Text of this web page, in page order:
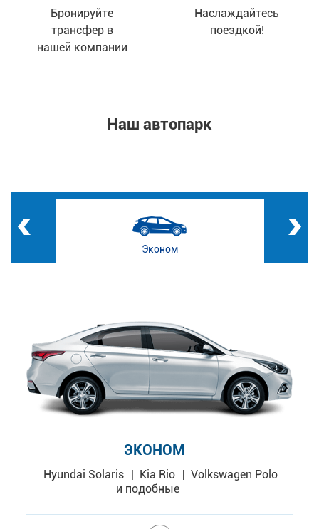
Бронируйте
трансфер в
нашей компании
Наслаждайтесь
поездкой!
Наш автопарк
Эконом
ЭКОНОМ
Hyundai Solaris Kia Rio
Volkswagen Polo
и подобные